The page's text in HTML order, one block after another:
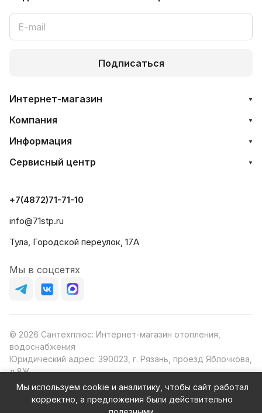
Подписаться
Интернет-магазин
Компания
Информация
Сервисный центр
+7(4872)71-71-10
info@71stp.ru
Тула, Городской переулок, 17А
Мы в соцсетях
© 2026 Сантехплюс: Интернет-магазин отопления,
водоснабжения
Юридический адрес: 390023, г. Рязань, проезд Яблочкова,
д.8Ж
ИНН/КПП: 6230087631/623001001
ОГРН: 1156230000080
Мы используем cookie и аналитику, чтобы сайт работал
корректно, а предложения были действительно